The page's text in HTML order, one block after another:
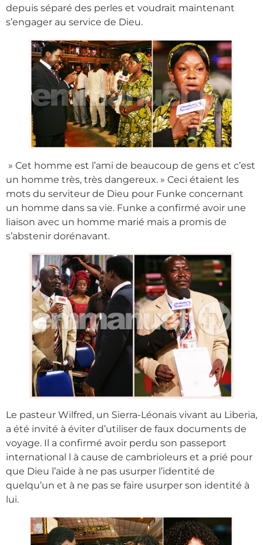
depuis séparé des perles et voudrait maintenant
s’engager au service de Dieu.
» Cet homme est l’ami de beaucoup de gens et c’est
un homme très, très dangereux. » Ceci étaient les
mots du serviteur de Dieu pour Funke concernant
un homme dans sa vie. Funke a confirmé avoir une
liaison avec un homme marié mais a promis de
s’abstenir dorénavant.
Le pasteur Wilfred, un Sierra-Léonais vivant au Liberia,
a été invité à éviter d’utiliser de faux documents de
voyage. Il a confirmé avoir perdu son passeport
international l à cause de cambrioleurs et a prié pour
que Dieu l’aide à ne pas usurper l’identité de
quelqu’un et à ne pas se faire usurper son identité à
lui.